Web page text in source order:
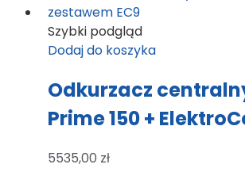
Szybki podgląd
Dodaj do koszyka
Odkurzacz
Prime 150 +
5535,00 zł